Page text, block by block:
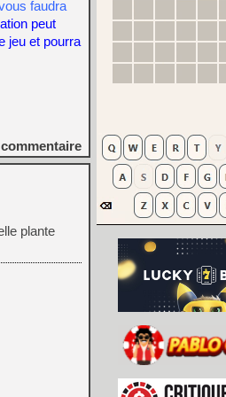
faudra
peut
jeu et pourra
commentaire
plante